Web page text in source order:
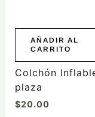
AÑADIR AL
CARRITO
Colchón
plaza
$20.00